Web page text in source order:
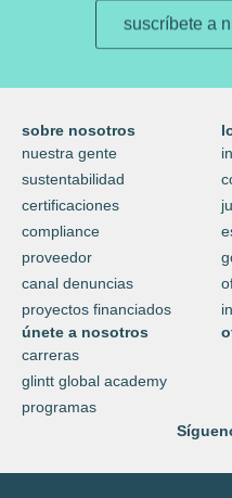
suscríbete a
sobre nosotros
nuestra gente
sustentabilidad
certificaciones
compliance
proveedor
canal denuncias
proyectos financiados
únete a nosotros
carreras
glintt global academy
programas